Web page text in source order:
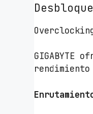
GIGABYTE